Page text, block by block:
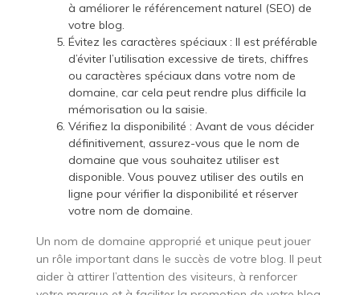
à améliorer le référencement naturel (SEO) de
votre blog.
Évitez les caractères spéciaux : Il est préférable
d’éviter l’utilisation excessive de tirets, chiffres
ou caractères spéciaux dans votre nom de
domaine, car cela peut rendre plus difficile la
mémorisation ou la saisie.
Vérifiez la disponibilité : Avant de vous décider
définitivement, assurez-vous que le nom de
domaine que vous souhaitez utiliser est
disponible. Vous pouvez utiliser des outils en
ligne pour vérifier la disponibilité et réserver
votre nom de domaine.
Un nom de domaine approprié et unique peut jouer
un rôle important dans le succès de votre blog. Il peut
aider à attirer l’attention des visiteurs, à renforcer